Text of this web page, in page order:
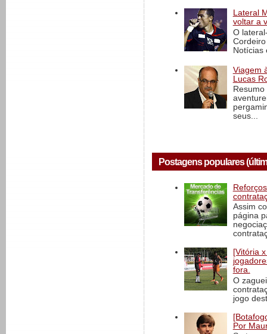
Lateral
voltar a
O
Notícias
Viagem
Lucas
seus...
Postagens populares
Assim
página
[Vitória
fora.
O
jogo
Por